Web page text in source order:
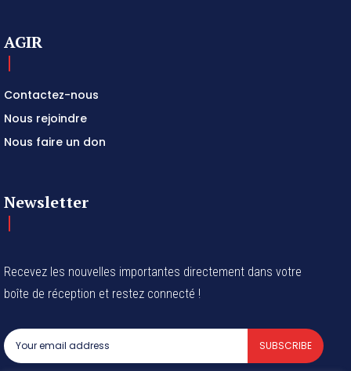
AGIR
Contactez-nous
Nous rejoindre
Nous faire un don
Newsletter
Recevez les nouvelles importantes directement dans votre
boîte de réception et restez connecté !
SUBSCRIBE